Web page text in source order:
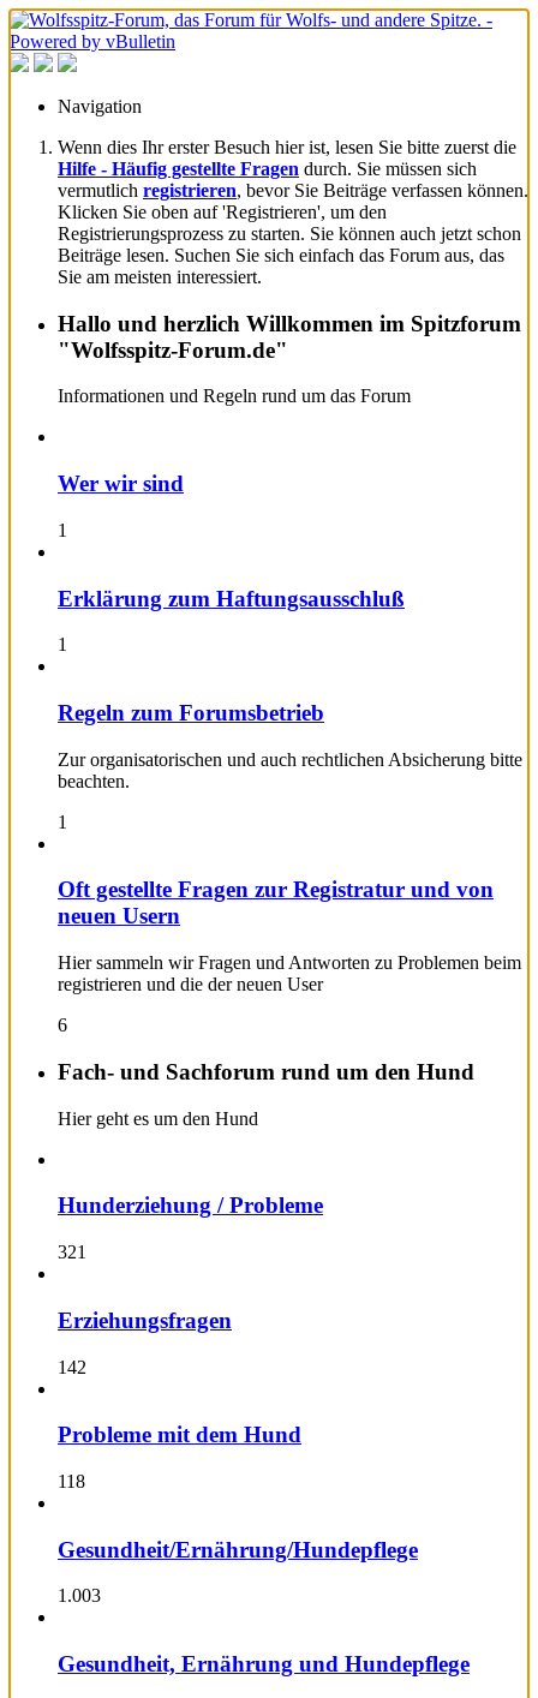
Navigation
Wenn dies Ihr erster Besuch hier ist, lesen Sie bitte zuerst die
Hilfe - Häufig gestellte Fragen durch. Sie müssen sich
vermutlich registrieren, bevor Sie Beiträge verfassen können.
Klicken Sie oben auf 'Registrieren', um den
Registrierungsprozess zu starten. Sie können auch jetzt schon
Beiträge lesen. Suchen Sie sich einfach das Forum aus, das
Sie am meisten interessiert.
Hallo und herzlich Willkommen im Spitzforum
"Wolfsspitz-Forum.de"
Informationen und Regeln rund um das Forum
Wer wir sind
1
Erklärung zum Haftungsausschluß
1
Regeln zum Forumsbetrieb
Zur organisatorischen und auch rechtlichen Absicherung bitte
beachten.
1
Oft gestellte Fragen zur Registratur und von
neuen Usern
Hier sammeln wir Fragen und Antworten zu Problemen beim
registrieren und die der neuen User
6
Fach- und Sachforum rund um den Hund
Hier geht es um den Hund
Hunderziehung / Probleme
321
Erziehungsfragen
142
Probleme mit dem Hund
118
Gesundheit/Ernährung/Hundepflege
1.003
Gesundheit, Ernährung und Hundepflege